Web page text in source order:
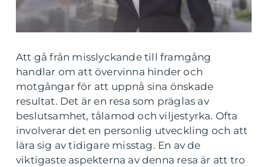
Att gå från misslyckande till framgång
handlar om att övervinna hinder och
motgångar för att uppnå sina önskade
resultat. Det är en resa som präglas av
beslutsamhet, tålamod och viljestyrka. Ofta
involverar det en personlig utveckling och att
lära sig av tidigare misstag. En av de
viktigaste aspekterna av denna resa är att tro